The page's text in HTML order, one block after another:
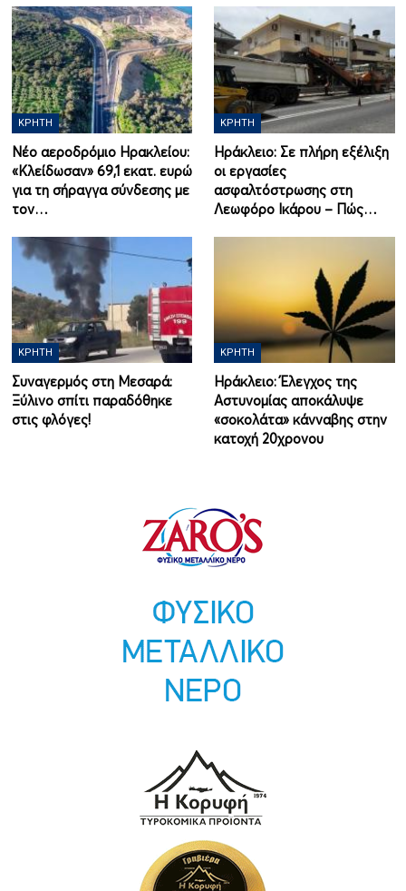
ΚΡΉΤΗ
Νέο αεροδρόμιο Ηρακλείου:
«Κλείδωσαν» 69,1 εκατ. ευρώ
για τη σήραγγα σύνδεσης με
τον…
ΚΡΉΤΗ
Ηράκλειο: Σε πλήρη εξέλιξη
οι εργασίες
ασφαλτόστρωσης στη
Λεωφόρο Ικάρου – Πώς…
ΚΡΉΤΗ
Συναγερμός στη Μεσαρά:
Ξύλινο σπίτι παραδόθηκε
στις φλόγες!
ΚΡΉΤΗ
Ηράκλειο: Έλεγχος της
Αστυνομίας αποκάλυψε
«σοκολάτα» κάνναβης στην
κατοχή 20χρονου